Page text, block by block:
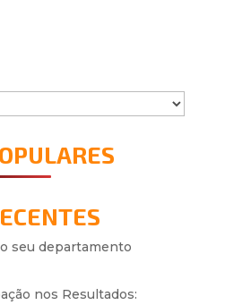
seu departamento
nos Resultados: